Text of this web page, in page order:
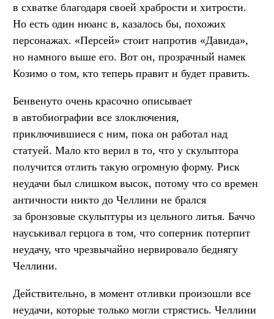
в схватке благодаря своей храбрости и хитрости.
Но есть один нюанс в, казалось бы, похожих
персонажах. «Персей» стоит напротив «Давида»,
но намного выше его. Вот он, прозрачный намек
Козимо о том, кто теперь правит и будет править.
Бенвенуто очень красочно описывает
в автобиографии все злоключения,
приключившиеся с ним, пока он работал над
статуей. Мало кто верил в то, что у скульптора
получится отлить такую огромную форму. Риск
неудачи был слишком высок, потому что со времен
античности никто до Челлини не брался
за бронзовые скульптуры из цельного литья. Баччо
науськивал герцога в том, что соперник потерпит
неудачу, что чрезвычайно нервировало беднягу
Челлини.
Действительно, в момент отливки произошли все
неудачи, которые только могли стрястись. Челлини